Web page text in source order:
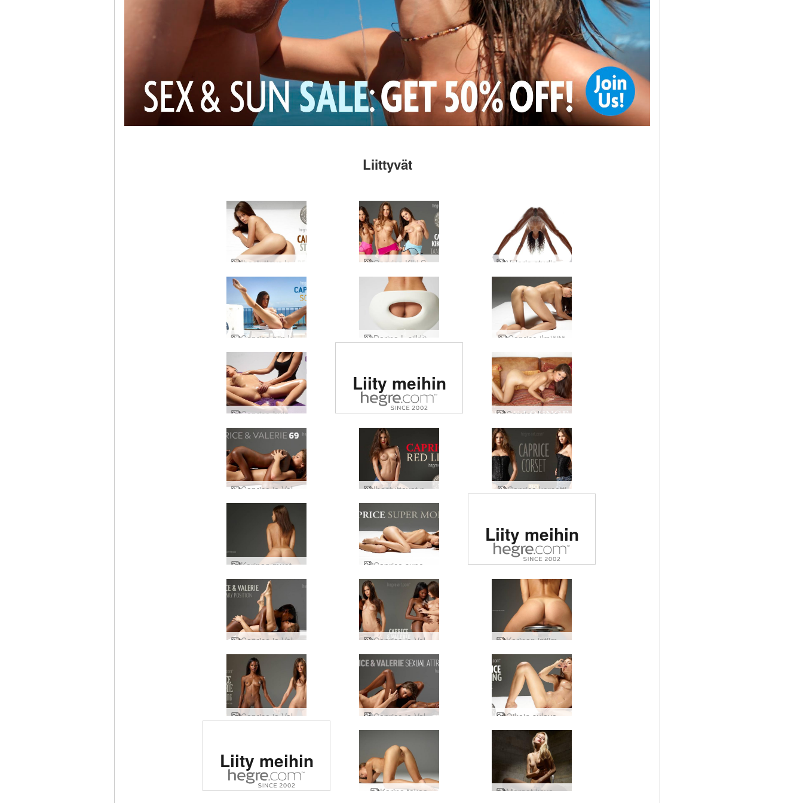
Liittyvät
Ihastuttava kauneuden tutkimus Caprice Kiki Silvie kiehtova trio Valerie studioalan parhaista alastoista
Caprice niin kuuma Darina L silkkisen seksikäs Caprice ilmiöitä
Caprice-huippuhieronta
eroottinen
sivusto
maailmassa
Liity meihin
Caprice lounge osa 1
Caprice ja Valerie 69 Ihastuttavat punaiset huulet Caprice korsetti
Karinan muotokuvia
eroottinen
sivusto
maailmassa
Liity meihin
Caprice ja Valerie lähetyssaarnaajan asema Caprice ja Valerie prototyypit Karinan intiimejä muotokuvia
Caprice ja Valerie yin ja yang Caprice ja Valerie seksuaalinen vetovoima
eroottinen
sivusto
Liity meihin
Karina takaa Margot kova ydin